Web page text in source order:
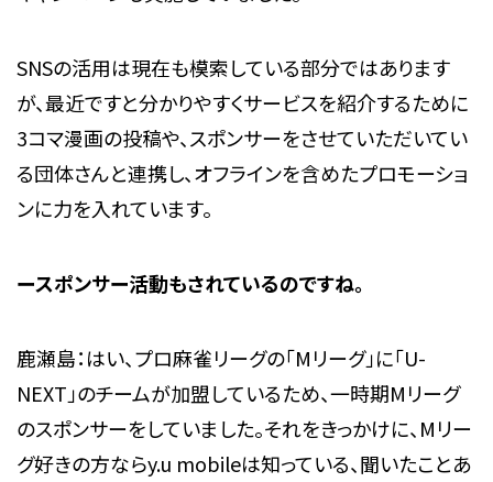
SNSの活用は現在も模索している部分ではあります
が、最近ですと分かりやすくサービスを紹介するために
3コマ漫画の投稿や、スポンサーをさせていただいてい
る団体さんと連携し、オフラインを含めたプロモーショ
ンに力を入れています。
ースポンサー活動もされているのですね。
鹿瀬島：はい、プロ麻雀リーグの「Mリーグ」に「U-
NEXT」のチームが加盟しているため、一時期Mリーグ
のスポンサーをしていました。それをきっかけに、Mリー
グ好きの方ならy.u mobileは知っている、聞いたことあ